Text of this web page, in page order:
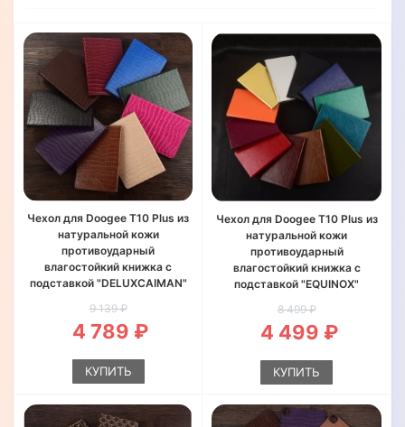
Чехол для Doogee T10 Plus из
натуральной кожи
противоударный
влагостойкий книжка с
подставкой "DELUXCAIMAN"
9 139 ₽
4 789 ₽
КУПИТЬ
Чехол для Doogee T10 Plus из
натуральной кожи
противоударный
влагостойкий книжка с
подставкой "EQUINOX"
8 499 ₽
4 499 ₽
КУПИТЬ